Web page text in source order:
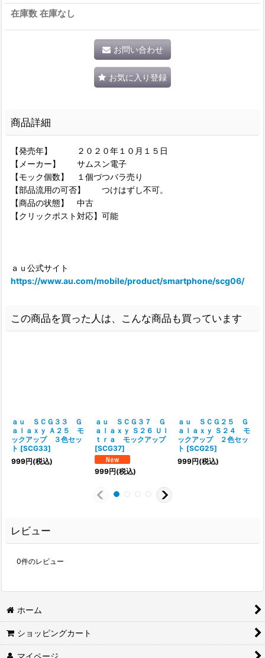
在庫数 在庫なし
お問い合わせ
お気に入り登録
商品詳細
【発売年】 ２０２０年１０月１５日
【メーカー】 サムスン電子
【モック個数】 １個づつバラ売り
【部品流用の可否】 つけはずし不可。
【商品の状態】 中古
【クリックポスト対応】可能
ａｕ公式サイト
https://www.au.com/mobile/product/smartphone/scg06/
この商品を買った人は、こんな商品も買っています
ａｕ ＳＣＧ３３ Ｇ
ａｌａｘｙ Ａ２５ モ
ックアップ ３色セッ
ト [SCG33]
999円(税込)
ａｕ ＳＣＧ３７ Ｇ
ａｌａｘｙ Ｓ２６ Ｕｌ
ｔｒａ モックアップ
[SCG37]
999円(税込)
ａｕ ＳＣＧ２５ Ｇ
ａｌａｘｙ Ｓ２４ モ
ックアップ ２色セッ
ト [SCG25]
999円(税込)
レビュー
0件のレビュー
ホーム
ショッピングカート
マイページ